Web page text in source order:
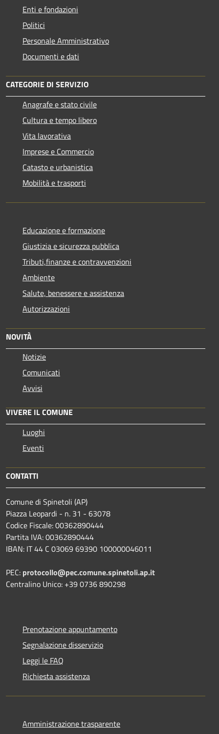
Enti e fondazioni
Politici
Personale Amministrativo
Documenti e dati
CATEGORIE DI SERVIZIO
Anagrafe e stato civile
Cultura e tempo libero
Vita lavorativa
Imprese e Commercio
Catasto e urbanistica
Mobilità e trasporti
Educazione e formazione
Giustizia e sicurezza pubblica
Tributi,finanze e contravvenzioni
Ambiente
Salute, benessere e assistenza
Autorizzazioni
NOVITÀ
Notizie
Comunicati
Avvisi
VIVERE IL COMUNE
Luoghi
Eventi
CONTATTI
Comune di Spinetoli (AP)
Piazza Leopardi - n. 31 - 63078
Codice Fiscale: 00362890444
Partita IVA: 00362890444
IBAN: IT 44 C 03069 69390 100000046011
PEC: protocollo@pec.comune.spinetoli.ap.it
Centralino Unico: +39 0736 890298
Prenotazione appuntamento
Segnalazione disservizio
Leggi le FAQ
Richiesta assistenza
Amministrazione trasparente